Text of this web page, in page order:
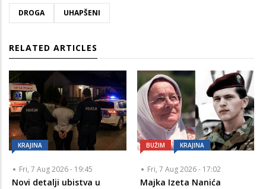
DROGA UHAPŠENI
RELATED ARTICLES
KRAJINA
Fri, 7 Aug 2026 - 19:45
Novi detalji ubistva u
BUŽIM KRAJINA
Fri, 7 Aug 2026 - 17:02
Majka Izeta Nanića